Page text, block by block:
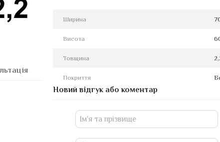
Ширина
Висота
Товщина
Покриття
Новий відгук або коментар